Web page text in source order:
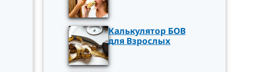
Калькулятор БОВ
для Взрослых